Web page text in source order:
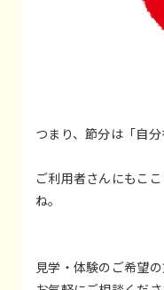
つまり、節分は「自分
ご利用者さんにもこ
ね。
見学・体験のご希望